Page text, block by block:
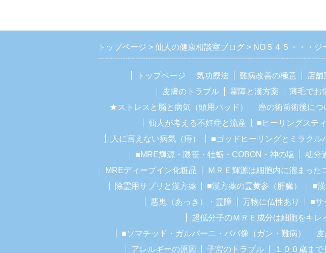
トップページ 仙人の健康相談室ブログ NO５４５・・・ジ
トップページ 気功療法 難病改善の極意 店舗
皮膚のトラブル
霊障と漢方薬 薄毛でお
★ストレスと脳と病気（頭用パッド）
癌の術前術後につ
仙人が考える不妊症と流産
■ヒーリングステ
人に言えない病気（痔）
■ゴッドヒーリングとミラクル
■MRE輝源・隈笹・牡蛎・COBON・神の塩
糖分
MREディープイン化粧品
ＭＲＥ輝源は細胞内に溜まった
除霊用サプリと漢方薬
■漢方薬の霊黄参（肝臓） ■
悪鬼（あっき）・霊障
万物に仏性あり ■サ
超低分子のＭＲＥ成分は細胞をキレ
■ソマチッド・ガルバーニ・ババ像（ガン・難病）
アレルギーの原因
子宮のトラブル １００歳ま